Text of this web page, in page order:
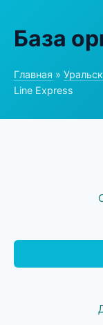
База
Главная »
Line Express